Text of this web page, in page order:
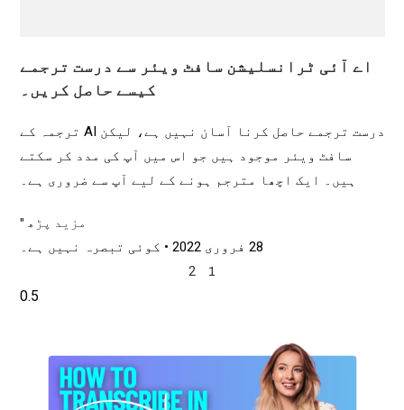
اے آئی ٹرانسلیشن سافٹ ویئر سے درست ترجمے
کیسے حاصل کریں۔
درست ترجمے حاصل کرنا آسان نہیں ہے، لیکن AI ترجمہ کے
سافٹ ویئر موجود ہیں جو اس میں آپ کی مدد کر سکتے
ہیں۔ ایک اچھا مترجم ہونے کے لیے آپ سے ضروری ہے۔
مزید پڑھ "
28 فروری 2022 کوئی تبصرہ نہیں ہے۔
1
2